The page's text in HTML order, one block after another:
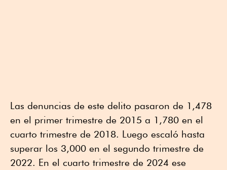
Las denuncias de este delito pasaron de 1,478
en el primer trimestre de 2015 a 1,780 en el
cuarto trimestre de 2018. Luego escaló hasta
superar los 3,000 en el segundo trimestre de
2022. En el cuarto trimestre de 2024 ese